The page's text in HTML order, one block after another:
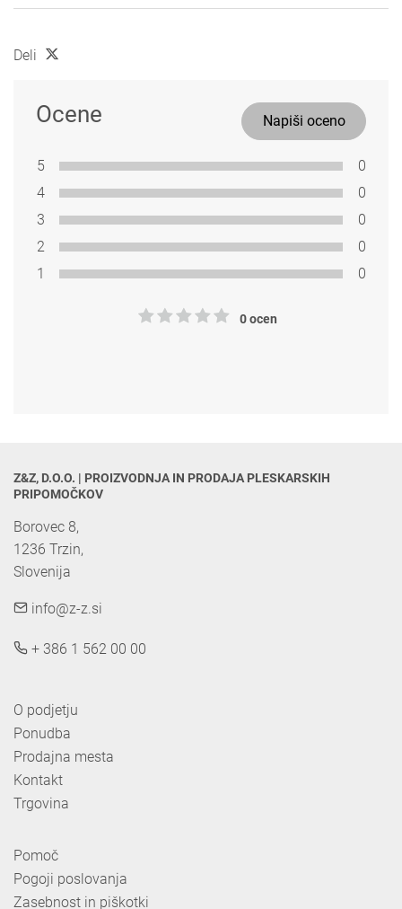
Deli
Ocene Napiši oceno
5
0
4
0
3
0
2
0
1
0
0 ocen
Z&Z, D.O.O. | PROIZVODNJA IN PRODAJA PLESKARSKIH
PRIPOMOČKOV
Borovec 8,
1236 Trzin,
Slovenija
info@z-z.si
+ 386 1 562 00 00
O podjetju
Ponudba
Prodajna mesta
Kontakt
Trgovina
Pomoč
Pogoji poslovanja
Zasebnost in piškotki